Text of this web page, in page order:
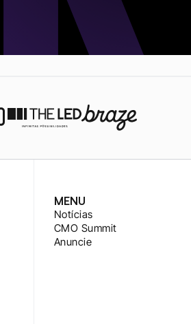
MENU
Notícias
CMO Summit
Anuncie